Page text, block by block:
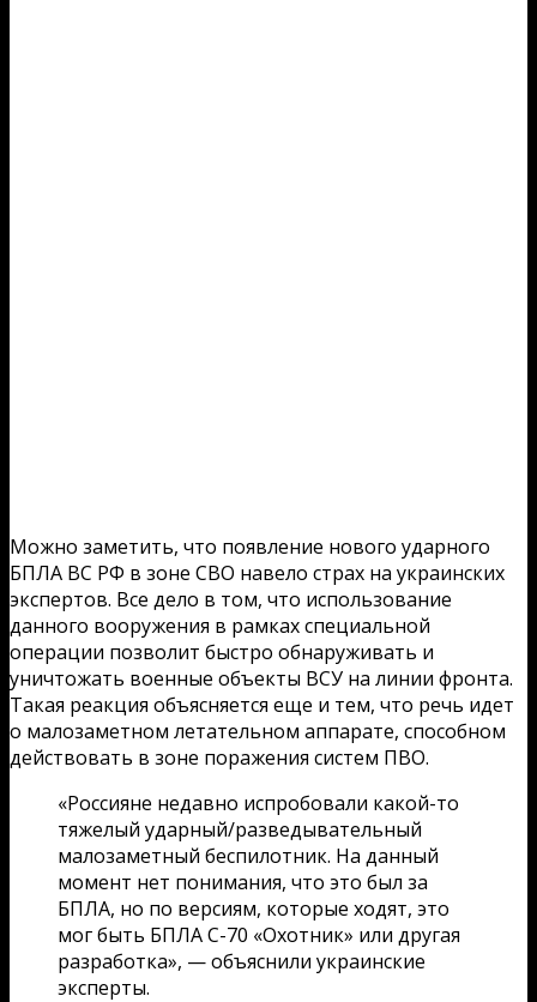
Можно заметить, что появление нового ударного
БПЛА ВС РФ в зоне СВО навело страх на украинских
экспертов. Все дело в том, что использование
данного вооружения в рамках специальной
операции позволит быстро обнаруживать и
уничтожать военные объекты ВСУ на линии фронта.
Такая реакция объясняется еще и тем, что речь идет
о малозаметном летательном аппарате, способном
действовать в зоне поражения систем ПВО.
«Россияне недавно испробовали какой-то
тяжелый ударный/разведывательный
малозаметный беспилотник. На данный
момент нет понимания, что это был за
БПЛА, но по версиям, которые ходят, это
мог быть БПЛА С-70 «Охотник» или другая
разработка», — объяснили украинские
эксперты.